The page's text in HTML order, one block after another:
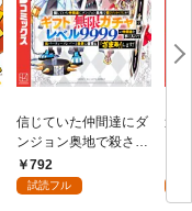
信じていた仲間達にダ
ンジョン奥地で殺され
かけたがギフト『無限
ガチャ』でレベル９９
792
試読フル
追
強
～